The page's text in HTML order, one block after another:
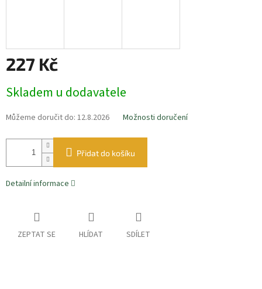
227 Kč
cena:
Skladem u dodavatele
Můžeme doručit do: 12.8.2026 Možnosti doručení
Přidat do košíku
Detailní informace
ZEPTAT SE HLÍDAT SDÍLET